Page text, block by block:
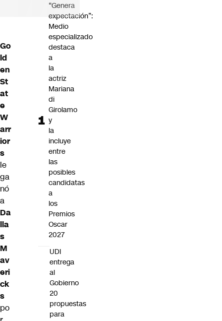
Go
ld
en
St
at
e
W
arr
ior
s
le
ga
nó
a
Da
lla
s
M
av
eri
ck
s
po
“Genera
expectación”:
Medio
especializado
destaca
a
la
actriz
Mariana
di
Girolamo
y
la
incluye
entre
las
posibles
candidatas
a
los
Premios
Oscar
2027
UDI
entrega
al
Gobierno
20
propuestas
para